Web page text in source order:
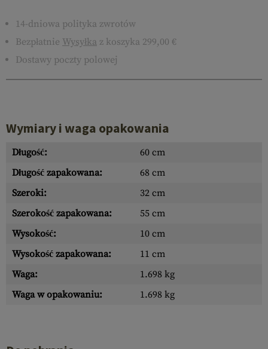
14-dniowa polityka zwrotów
Bezpłatnie Wysyłka z koszyka 299,00 €
Dostawy poczty polowej
Wymiary i waga opakowania
Długość:
60 cm
Długość zapakowana:
68 cm
Szeroki:
32 cm
Szerokość zapakowana:
55 cm
Wysokość:
10 cm
Wysokość zapakowana:
11 cm
Waga:
1.698 kg
Waga w opakowaniu:
1.698 kg